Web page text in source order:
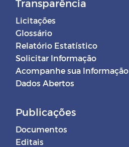
Transparência
Licitações
Glossário
Relatório Estatístico
Solicitar Informação
Acompanhe sua Informação
Dados Abertos
Publicações
Documentos
Editais